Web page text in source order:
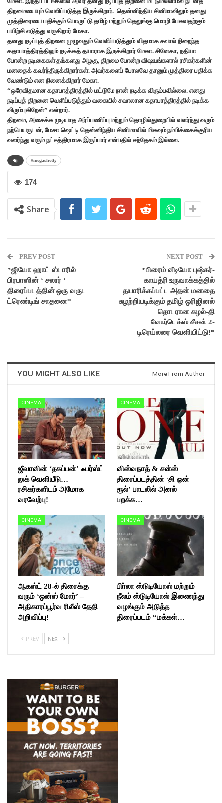
திறமையையும் வெளிப்படுத்த இருக்கிறார். தென்னிந்திய சினிமாவிலும் தனது
முத்திரையை பதிக்கும் பொருட்டு தமிழ் மற்றும் தெலுங்கு மொழி பேசுவதற்கும்
பயிற்சி எடுத்து வருகிறார் மேகா.
தனது நடிப்புத் திறனை முழுவதும் வெளிப்படுத்தும் விதமாக சவால் நிறைந்த
கதாபாத்திரத்திலும் நடிக்கத் தயாராக இருக்கிறார் மேகா. சினேகா, நதியா
போன்ற நடிகைகள் தங்களது அழகு, திறமை போன்ற விஷயங்களால் ரசிகர்களின்
மனதைக் கவர்ந்திருக்கிறார்கள். அவர்களைப் போலவே தானும் முத்திரை பதிக்க
வேண்டும் என நினைக்கிறார் மேகா.
“ஒரேவிதமான கதாபாத்திரத்தில் மட்டுமே நான் நடிக்க விரும்பவில்லை. எனது
நடிப்புத் திறனை வெளிப்படுத்தும் வகையில் சவாலான கதாபாத்திரத்தில் நடிக்க
விரும்புகிறேன்” என்றார்.
திறமை, அசைக்க முடியாத அர்ப்பணிப்பு மற்றும் தொழில்துறையில் வளர்ந்து வரும்
நற்பெயருடன், மேகா ஷெட்டி தென்னிந்திய சினிமாவில் மிகவும் நம்பிக்கைக்குரிய
வளர்ந்து வரும் நட்சத்திரமாக இருப்பார் என்பதில் சந்தேகம் இல்லை.
#megashetty
174
Share
PREV POST
*ஜியோ ஹாட் ஸ்டாரில்
பிரபாஸின் ‘ சலார் ‘
திரைப்படத்தின் ஒரு வருட
ட்ரெண்டிங் சாதனை*
NEXT POST
*பிரைம் வீடியோ புஷ்கர்-
காயத்ரி உருவாக்கத்தில்
தயாரிக்கப்பட்ட அதன் மனதை
சுழற்றியடிக்கும் தமிழ் ஒரிஜினல்
தொடரான சுழல்-தி
வோர்டெக்ஸ் சீசன் 2-
டிரெய்லரை வெளியிட்டு!*
YOU MIGHT ALSO LIKE More From Author
CINEMA
ஜீவாவின் ‘தகப்பன்’ ஃபர்ஸ்ட்
லுக் வெளியீடு…
ரசிகர்களிடம் அமோக
வரவேற்பு!
CINEMA
விஸ்வநாத் & சன்ஸ்
திரைப்படத்தின் ‘தி ஒன்
ரூல்’ பாடலில் அனல்
பறக்க…
CINEMA
ஆகஸ்ட் 28-ல் திரைக்கு
வரும் ‘ஒன்ஸ் மோர்’ –
அதிகாரப்பூர்வ ரிலீஸ் தேதி
அறிவிப்பு!
CINEMA
பிர்லா ஸ்டுடியோஸ் மற்றும்
நீலம் ஸ்டுடியோஸ் இணைந்து
வழங்கும் அடுத்த
திரைப்படம் “மக்கள்…
PREV NEXT